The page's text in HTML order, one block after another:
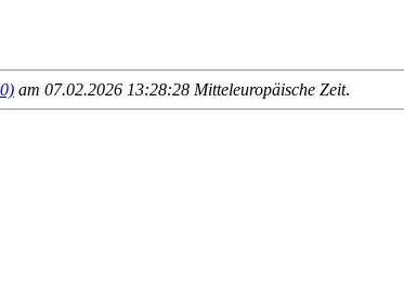
am 07.02.2026 13:28:28 Mitteleuropäische Zeit.